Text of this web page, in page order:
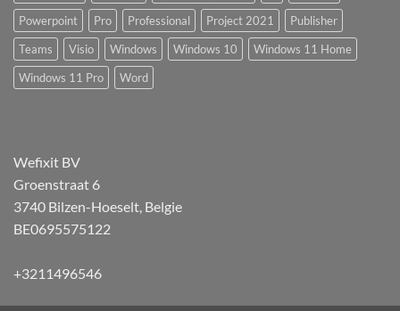
Powerpoint
Pro Professional Project 2021
Publisher
Teams
Visio Windows Windows 10
Windows 11 Home
Windows 11 Pro
Word
Wefixit BV
Groenstraat 6
3740 Bilzen-Hoeselt, Belgie
BE0695575122
+3211496546